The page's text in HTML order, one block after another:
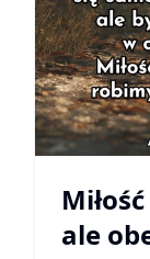
ale